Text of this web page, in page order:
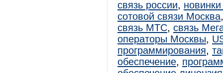
связь россии,
сотовой связи Москва
связь МТС, связь
операторы Москвы,
программирования,
обеспечение,